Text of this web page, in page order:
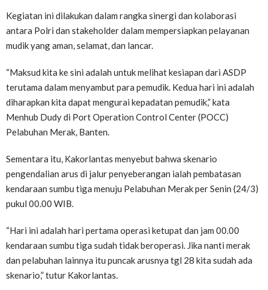
Kegiatan ini dilakukan dalam rangka sinergi dan kolaborasi
antara Polri dan stakeholder dalam mempersiapkan pelayanan
mudik yang aman, selamat, dan lancar.
“Maksud kita ke sini adalah untuk melihat kesiapan dari ASDP
terutama dalam menyambut para pemudik. Kedua hari ini adalah
diharapkan kita dapat mengurai kepadatan pemudik,” kata
Menhub Dudy di Port Operation Control Center (POCC)
Pelabuhan Merak, Banten.
Sementara itu, Kakorlantas menyebut bahwa skenario
pengendalian arus di jalur penyeberangan ialah pembatasan
kendaraan sumbu tiga menuju Pelabuhan Merak per Senin (24/3)
pukul 00.00 WIB.
“Hari ini adalah hari pertama operasi ketupat dan jam 00.00
kendaraan sumbu tiga sudah tidak beroperasi. Jika nanti merak
dan pelabuhan lainnya itu puncak arusnya tgl 28 kita sudah ada
skenario,” tutur Kakorlantas.